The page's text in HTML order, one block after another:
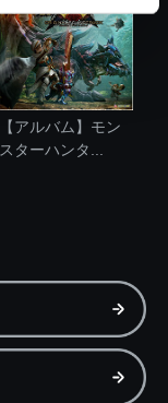
【アルバム】モン
スターハンタ...